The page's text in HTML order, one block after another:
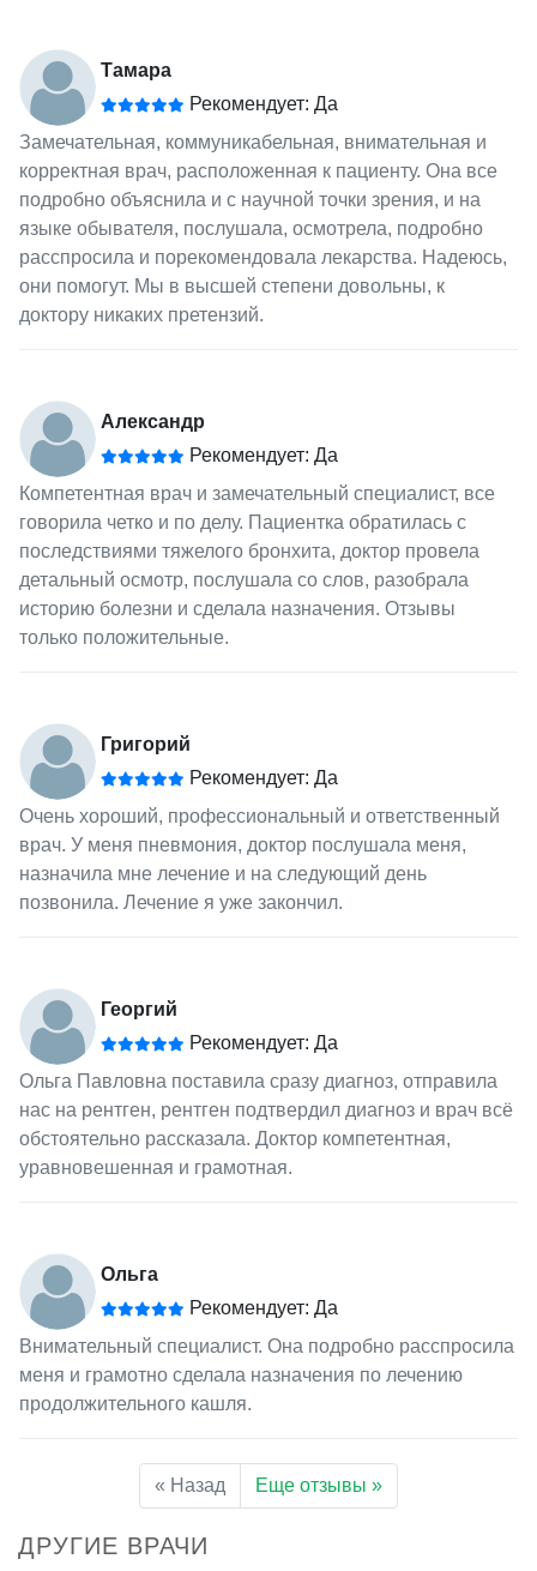
Тамара
Рекомендует: Да
Замечательная, коммуникабельная, внимательная и
корректная врач, расположенная к пациенту. Она все
подробно объяснила и с научной точки зрения, и на
языке обывателя, послушала, осмотрела, подробно
расспросила и порекомендовала лекарства. Надеюсь,
они помогут. Мы в высшей степени довольны, к
доктору никаких претензий.
Александр
Рекомендует: Да
Компетентная врач и замечательный специалист, все
говорила четко и по делу. Пациентка обратилась с
последствиями тяжелого бронхита, доктор провела
детальный осмотр, послушала со слов, разобрала
историю болезни и сделала назначения. Отзывы
только положительные.
Григорий
Рекомендует: Да
Очень хороший, профессиональный и ответственный
врач. У меня пневмония, доктор послушала меня,
назначила мне лечение и на следующий день
позвонила. Лечение я уже закончил.
Георгий
Рекомендует: Да
Ольга Павловна поставила сразу диагноз, отправила
нас на рентген, рентген подтвердил диагноз и врач всё
обстоятельно рассказала. Доктор компетентная,
уравновешенная и грамотная.
Ольга
Рекомендует: Да
Внимательный специалист. Она подробно расспросила
меня и грамотно сделала назначения по лечению
продолжительного кашля.
« Назад Еще отзывы »
ДРУГИЕ ВРАЧИ